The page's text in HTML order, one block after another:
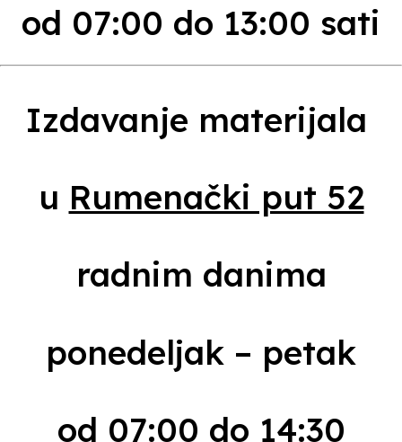
od 07:00 do 13:00 sati
Izdavanje materijala
u Rumenački put 52
radnim danima
ponedeljak – petak
od 07:00 do 14:30